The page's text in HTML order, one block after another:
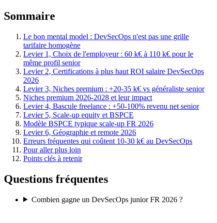
Sommaire
Le bon mental model : DevSecOps n'est pas une grille
tarifaire homogène
Levier 1, Choix de l'employeur : 60 k€ à 110 k€ pour le
même profil senior
Levier 2, Certifications à plus haut ROI salaire DevSecOps
2026
Levier 3, Niches premium : +20-35 k€ vs généraliste senior
Niches premium 2026-2028 et leur impact
Levier 4, Bascule freelance : +50-100% revenu net senior
Levier 5, Scale-up equity et BSPCE
Modèle BSPCE typique scale-up FR 2026
Levier 6, Géographie et remote 2026
Erreurs fréquentes qui coûtent 10-30 k€ au DevSecOps
Pour aller plus loin
Points clés à retenir
Questions fréquentes
Combien gagne un DevSecOps junior FR 2026 ?